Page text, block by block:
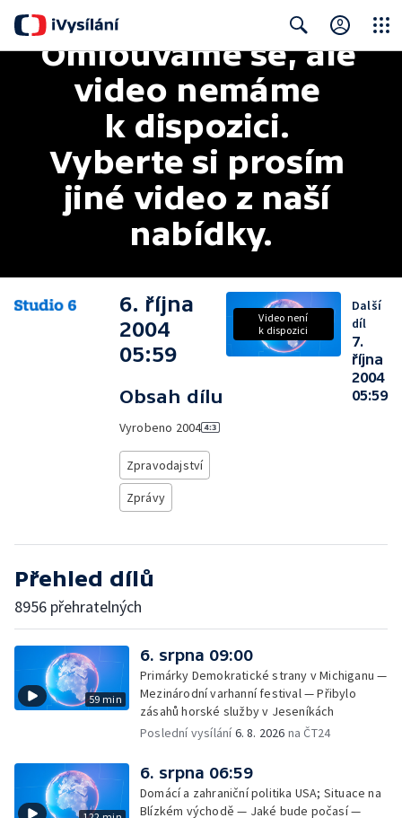
Search
Omlouváme se, ale
video nemáme
k dispozici.
Vyberte si prosím
jiné video z naší
nabídky.
6. října
2004
05:59
Obsah dílu
Vyrobeno 2004
Zpravodajství
Zprávy
Video není
k dispozici
Další
díl
7.
října
2004
05:59
Přehled dílů
8956 přehratelných
59 min
6. srpna 09:00
Primárky Demokratické strany v Michiganu —
Mezinárodní varhanní festival — Přibylo
zásahů horské služby v Jeseníkách
Poslední vysílání6. 8. 2026 na ČT24
6. srpna 06:59
Domácí a zahraniční politika USA; Situace na
Blízkém východě — Jaké bude počasí —